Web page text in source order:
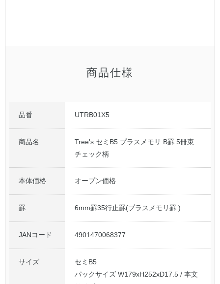
商品仕様
品番 UTRB01X5
商品名
Tree's セミB5 プラスメモリ B罫 5冊束
チェック柄
本体価格 オープン価格
罫 6mm罫35行止罫(プラスメモリ罫 )
JANコード 4901470068377
サイズ
セミB5
パックサイズ W179xH252xD17.5 / 本文